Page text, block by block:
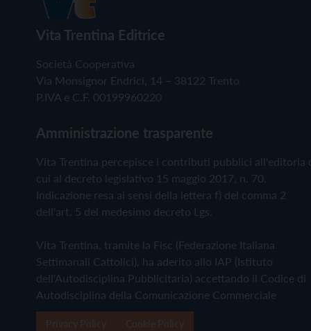
Vita Trentina Editrice
Società Cooperativa
Via Monsignor Endrici, 14 – 38122 Trento
P.IVA e C.F. 00199960220
Amministrazione trasparente
Vita Trentina percepisce i contributi pubblici all'editoria
cui al decreto legislativo 15 maggio 2017, n. 70.
Indicazione resa ai sensi della lettera f) del comma 2
dell'art. 5 del medesimo decreto Lgs.
Vita Trentina, tramite la Fisc (Federazione Italiana
Settimanali Cattolici), ha aderito allo IAP (Istituto
dell'Autodisciplina Pubblicitaria) accettando il Codice di
Autodisciplina della Comunicazione Commerciale